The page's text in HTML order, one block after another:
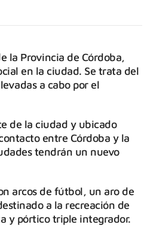
la Provincia de Córdoba,
en la ciudad. Se trata del
a cabo por el
de la ciudad y ubicado
entre Córdoba y la
tendrán un nuevo
arcos de fútbol, un aro de
a la recreación de
y pórtico triple integrador.